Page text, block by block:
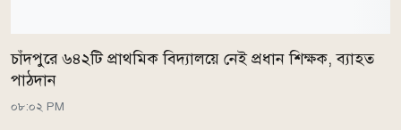
চাঁদপুরে ৬৪২টি প্রাথমিক বিদ্যালয়ে নেই প্রধান শিক্ষক, ব্যাহত
পাঠদান
০৮:০২ PM